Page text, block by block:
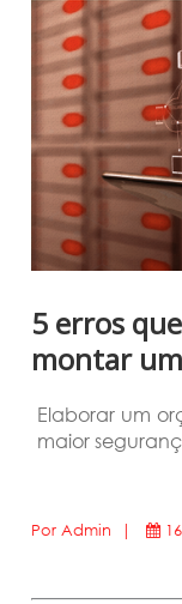
5 erros
montar
Elaborar um
maior
Por Admin |